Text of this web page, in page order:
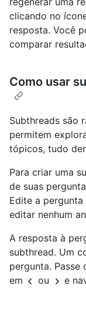
clicando no
resposta. Você
comparar
Como usar
Subthreads são
permitem
tópicos, tudo
Para criar uma
de suas
Edite a pergunta
editar nenhum
A resposta à
subthread. Um
pergunta.
em
ou e